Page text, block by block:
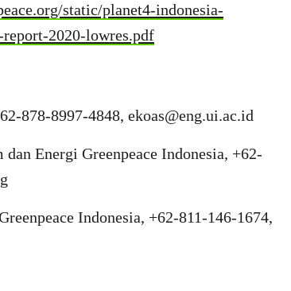
static/planet4-indonesia-
2020-lowres.pdf
878-8997-4848, ekoas@eng.ui.ac.id
Energi Greenpeace Indonesia, +62-
Indonesia, +62-811-146-1674,